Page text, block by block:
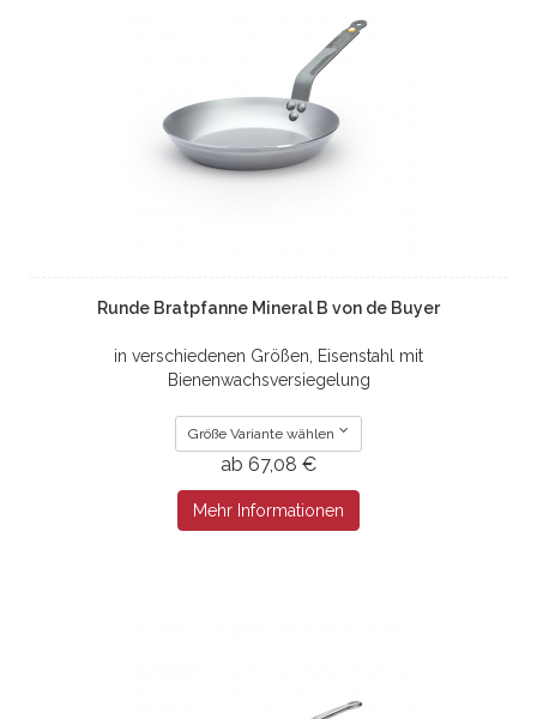
Runde Bratpfanne Mineral B von de Buyer
in verschiedenen Größen, Eisenstahl mit
Bienenwachsversiegelung
Größe Variante wählen
ab 67,08 €
Mehr Informationen